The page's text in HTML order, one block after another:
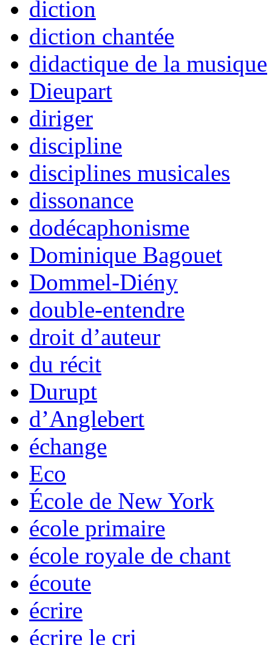
diction
diction chantée
didactique de la musique
Dieupart
diriger
discipline
disciplines musicales
dissonance
dodécaphonisme
Dominique Bagouet
Dommel-Diény
double-entendre
droit d’auteur
du récit
Durupt
d’Anglebert
échange
Eco
École de New York
école primaire
école royale de chant
écoute
écrire
écrire le cri